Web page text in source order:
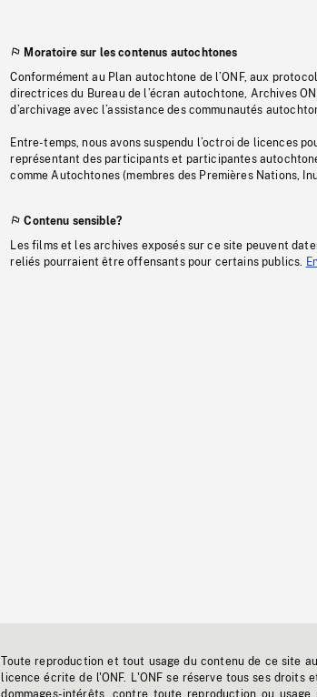
Moratoire sur les contenus autochtones
Conformément au Plan autochtone de l’ONF, aux
directrices du Bureau de l’écran autochtone, Archives
d’archivage avec l’assistance des communautés
Entre-temps, nous avons suspendu l’octroi de licences
représentant des participants et participantes
comme Autochtones (membres des Premières Nations,
Contenu sensible?
Les films et les archives exposés sur ce site peuvent
reliés pourraient être offensants pour certains publics.
Toute reproduction et tout usage du contenu de ce site
licence écrite de l'ONF. L'ONF se réserve tous ses
dommages-intérêts, contre toute reproduction ou